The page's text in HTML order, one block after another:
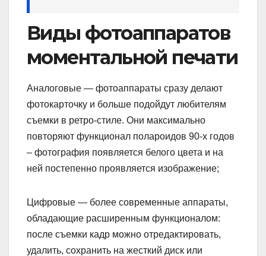
Виды фотоаппаратов
моментальной печати
Аналоговые — фотоаппараты сразу делают
фотокарточку и больше подойдут любителям
съемки в ретро-стиле. Они максимально
повторяют функционал полароидов 90-х годов
– фотография появляется белого цвета и на
ней постепенно проявляется изображение;
Цифровые — более современные аппараты,
обладающие расширенным функционалом:
после съемки кадр можно отредактировать,
удалить, сохранить на жесткий диск или